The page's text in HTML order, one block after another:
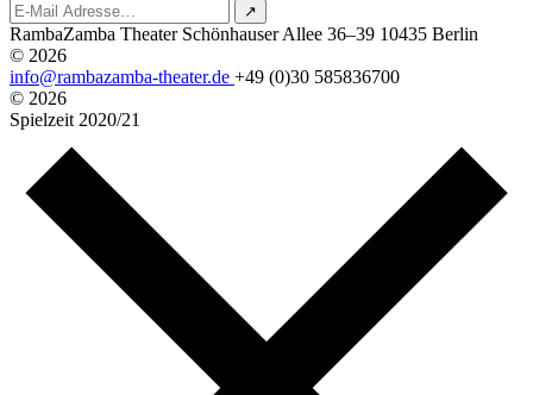
↗
RambaZamba Theater Schönhauser Allee 36–39 10435 Berlin
© 2026
info@rambazamba-theater.de +49 (0)30 585836700
© 2026
Spielzeit 2020/21